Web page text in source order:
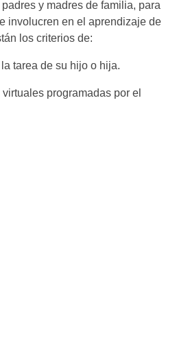
y madres de familia, para
involucren en el aprendizaje de
los criterios de:
tarea de su hijo o hija.
programadas por el